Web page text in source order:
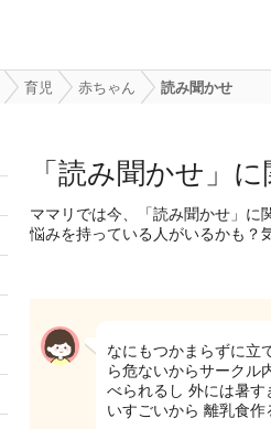
育児 赤ちゃん 読み聞かせ
「読み聞かせ」
ママリでは今、「読み聞かせ」に
悩みを持っている人がいるかも？
なにもつかまらずに立
ら危ないからサークル
べられるし 外には暑
いすごいから 離乳食